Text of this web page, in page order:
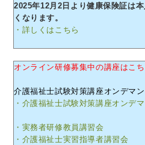
2025年12月2日より健康保険証は
くなります。
・詳しくはこちら
オンライン研修募集中の講座はこち
介護福祉士試験対策講座オンデマン
・介護福祉士試験対策講座オンデ
・実務者研修教員講習会
・介護福祉士実習指導者講習会